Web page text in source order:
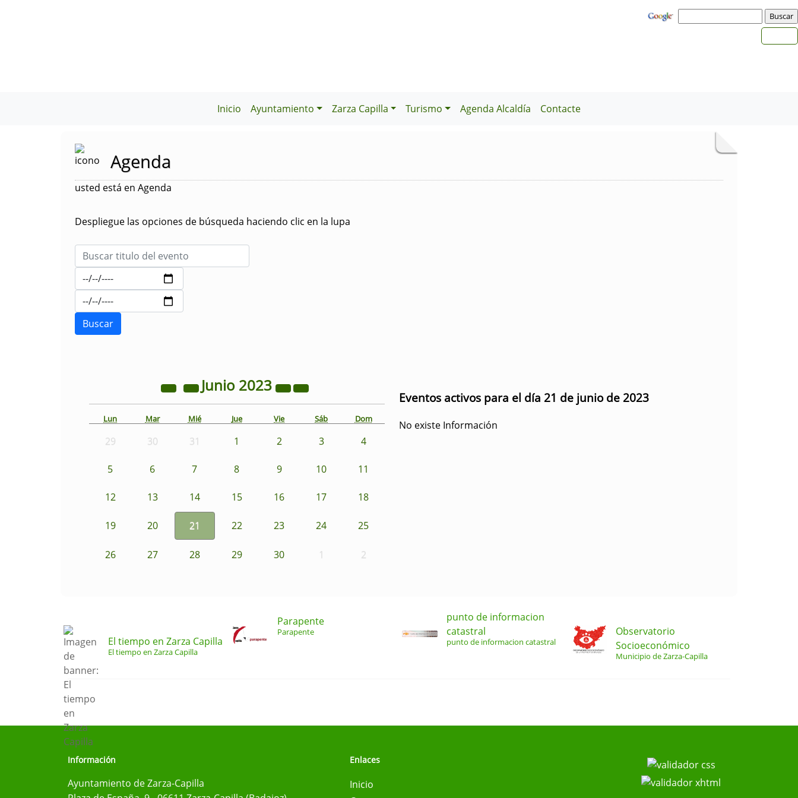
Inicio Ayuntamiento Zarza Capilla Turismo Agenda Alcaldía Contacte
Agenda
usted está en Agenda
Despliegue las opciones de búsqueda haciendo clic en la lupa
Junio 2023
Lun Mar Mié Jue Vie Sáb Dom
29 30 31 1 2 3 4
5 6 7 8 9 10 11
12 13 14 15 16 17 18
19 20 21 22 23 24 25
26 27 28 29 30 1 2
Eventos activos para el día 21 de junio de 2023
No existe Información
El tiempo en Zarza Capilla
El tiempo en Zarza Capilla
Parapente
Parapente
punto de informacion
catastral
punto de informacion catastral
Observatorio
Socioeconómico
Municipio de Zarza-Capilla
Información
Ayuntamiento de Zarza-Capilla
Enlaces
Inicio